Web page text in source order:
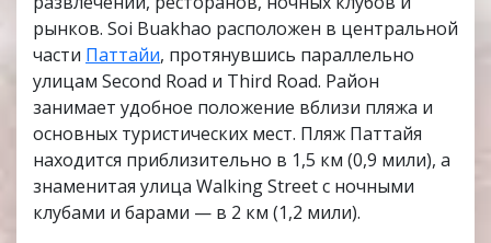
рынков. Soi Buakhao расположен в центральной
части Паттайи, протянувшись параллельно
улицам Second Road и Third Road. Район
занимает удобное положение вблизи пляжа и
основных туристических мест. Пляж Паттайя
находится приблизительно в 1,5 км (0,9 мили), а
знаменитая улица Walking Street с ночными
клубами и барами — в 2 км (1,2 мили).